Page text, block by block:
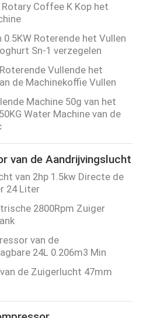
Coffee K Kop het
Roterende het Vullen
Sn-1 verzegelen
Vullende het
de Machinekoffie Vullen
Machine 50g van het
Water Machine van de
van de Aandrijvingslucht
van 2hp 1.5kw Directe de
24 Liter
2800Rpm Zuiger
van de
24L 0.206m3 Min
de Zuigerlucht 47mm